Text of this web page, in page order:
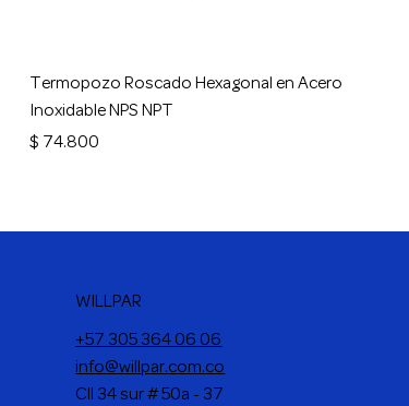
Vista rápida
Termopozo Roscado Hexagonal en Acero
Inoxidable NPS NPT
Precio
$ 74.800
WILLPAR
+57 305 364 06 06
info@willpar.com.co
Cll 34 sur # 50a - 37